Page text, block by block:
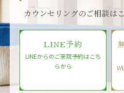
カウンセリングのご相談は
LINE予約
LINEからのご来院予約はこち
らから